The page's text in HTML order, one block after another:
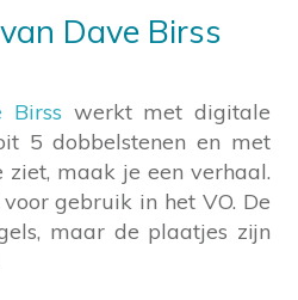
Dave Birss
Birss werkt met digitale
5 dobbelstenen en met
maak je een verhaal.
gebruik in het VO. De
maar de plaatjes zijn